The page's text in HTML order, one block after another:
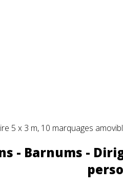
5 x 3 m, 10 marquages
- Barnums -